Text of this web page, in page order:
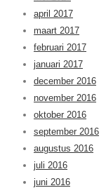
april 2017
maart 2017
februari 2017
januari 2017
december 2016
november 2016
oktober 2016
september 2016
augustus 2016
juli 2016
juni 2016